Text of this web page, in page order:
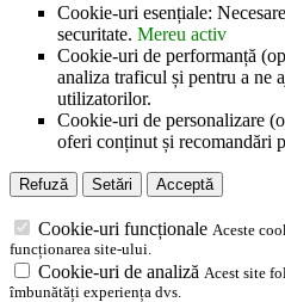
Cookie-uri esențiale:
securitate. Mereu activ
Cookie-uri de performanță
analiza traficul și pentru a ne
utilizatorilor.
Cookie-uri de personalizare
oferi conținut și recomandări
Refuză Setări Acceptă
Cookie-uri funcționale Aceste
funcționarea site-ului.
Cookie-uri de analiză Acest site
îmbunătăți experiența dvs.